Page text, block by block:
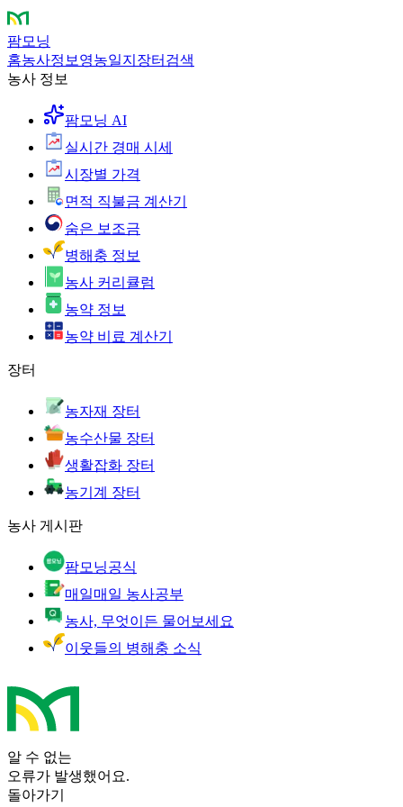
팜모닝
홈농사정보 영농일지 장터 검색
농사 정보
팜모닝 AI
실시간 경매 시세
시장별 가격
면적 직불금 계산기
숨은 보조금
병해충 정보
농사 커리큘럼
농약 정보
농약 비료 계산기
장터
농자재 장터
농수산물 장터
생활잡화 장터
농기계 장터
농사 게시판
팜모닝공식
매일매일 농사공부
농사, 무엇이든 물어보세요
이웃들의 병해충 소식
알 수 없는
오류가 발생했어요.
돌아가기